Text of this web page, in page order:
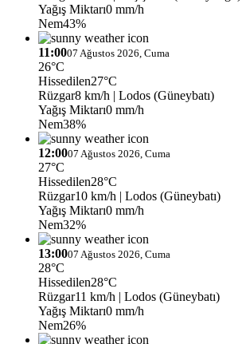
Yağış Miktarı0 mm/h
Nem43%
11:0007 Ağustos 2026, Cuma
26°C
Hissedilen27°C
Rüzgar8 km/h | Lodos (Güneybatı)
Yağış Miktarı0 mm/h
Nem38%
12:0007 Ağustos 2026, Cuma
27°C
Hissedilen28°C
Rüzgar10 km/h | Lodos (Güneybatı)
Yağış Miktarı0 mm/h
Nem32%
13:0007 Ağustos 2026, Cuma
28°C
Hissedilen28°C
Rüzgar11 km/h | Lodos (Güneybatı)
Yağış Miktarı0 mm/h
Nem26%